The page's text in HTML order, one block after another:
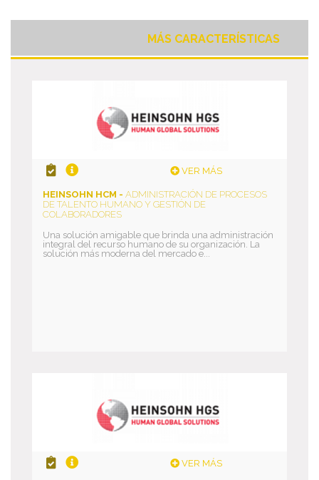
MÁS CARACTERÍSTICAS
VER MÁS
HEINSOHN HCM - ADMINISTRACIÓN DE PROCESOS
DE TALENTO HUMANO Y GESTIÓN DE
COLABORADORES
Una solución amigable que brinda una administración
integral del recurso humano de su organización. La
solución más moderna del mercado e...
VER MÁS